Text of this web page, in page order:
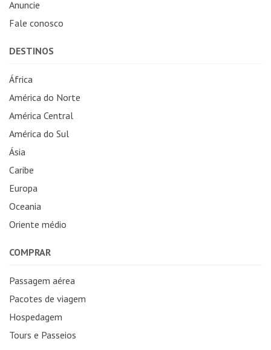
Anuncie
Fale conosco
DESTINOS
África
América do Norte
América Central
América do Sul
Ásia
Caribe
Europa
Oceania
Oriente médio
COMPRAR
Passagem aérea
Pacotes de viagem
Hospedagem
Tours e Passeios